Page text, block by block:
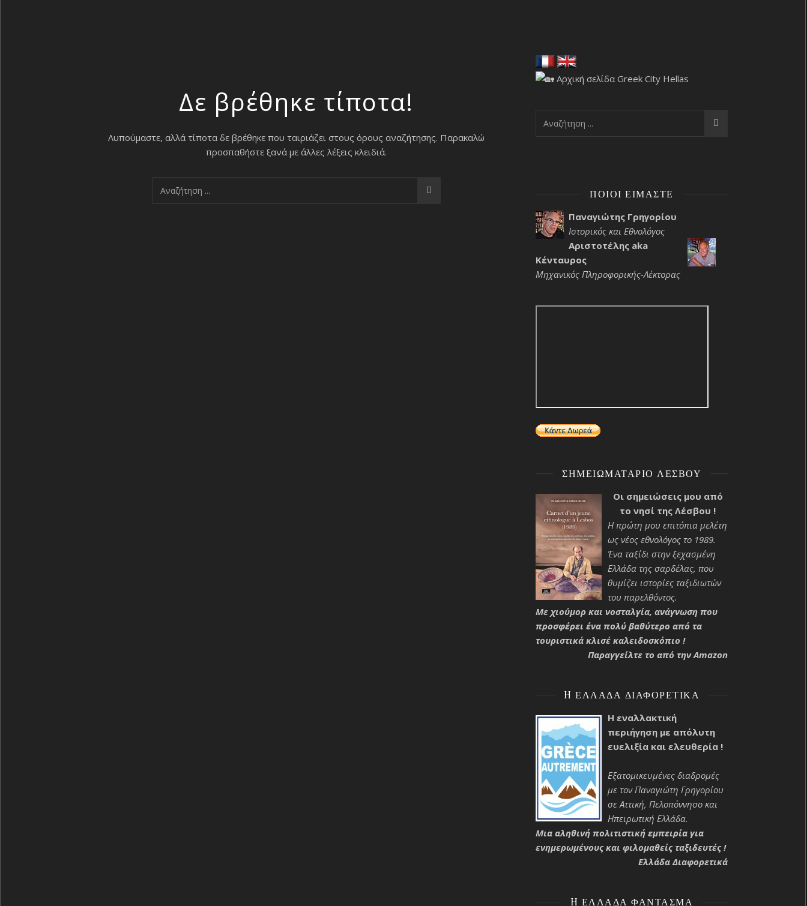
Δε βρέθηκε τίποτα!
Λυπούμαστε, αλλά τίποτα δε βρέθηκε που ταιριάζει στους όρους αναζήτησης. Παρακαλώ
προσπαθήστε ξανά με άλλες λέξεις κλειδιά.
ΠΟΙΟΙ ΕΊΜΑΣΤΕ
Παναγιώτης Γρηγορίου
Ιστορικός και Εθνολόγος
Αριστοτέλης aka
Κένταυρος
Μηχανικός Πληροφορικής-Λέκτορας
ΣΗΜΕΙΩΜΑΤΆΡΙΟ ΛΈΣΒΟΥ
Οι σημειώσεις μου από
το νησί της Λέσβου !
Η πρώτη μου επιτόπια μελέτη
ως νέος εθνολόγος το 1989.
Ένα ταξίδι στην ξεχασμένη
Ελλάδα της σαρδέλας, που
θυμίζει ιστορίες ταξιδιωτών
του παρελθόντος.
Με χιούμορ και νοσταλγία, ανάγνωση που
προσφέρει ένα πολύ βαθύτερο από τα
τουριστικά κλισέ καλειδοσκόπιο !
Παραγγείλτε το από την Amazon
H ΕΛΛΆΔΑ ΔΙΑΦΟΡΕΤΙΚΆ
Η εναλλακτική
περιήγηση με απόλυτη
ευελιξία και ελευθερία !
Εξατομικευμένες διαδρομές
με τον Παναγιώτη Γρηγορίου
σε Αττική, Πελοπόννησο και
Ηπειρωτική Ελλάδα.
Μια αληθινή πολιτιστική εμπειρία για
ενημερωμένους και φιλομαθείς ταξιδευτές !
Ελλάδα Διαφορετικά
H ΕΛΛΆΔΑ ΦΆΝΤΑΣΜΑ